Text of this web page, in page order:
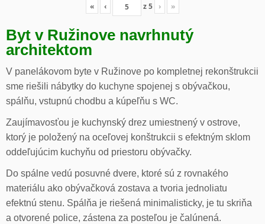
« ‹ z5 › »
Byt v Ružinove navrhnutý
architektom
V panelákovom byte v Ružinove po kompletnej rekonštrukcii
sme riešili nábytky do kuchyne spojenej s obývačkou,
spálňu, vstupnú chodbu a kúpeľňu s WC.
Zaujímavosťou je kuchynský drez umiestnený v ostrove,
ktorý je položený na oceľovej konštrukcii s efektným sklom
oddeľujúcim kuchyňu od priestoru obývačky.
Do spálne vedú posuvné dvere, ktoré sú z rovnakého
materiálu ako obývačková zostava a tvoria jednoliatu
efektnú stenu. Spálňa je riešená minimalisticky, je tu skriňa
a otvorené police, zástena za posteľou je čalúnená.